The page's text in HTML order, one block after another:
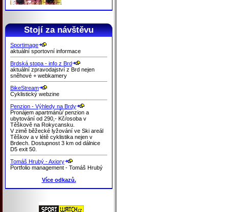
Stojí za návštěvu
Sportimage
aktuální sportovní informace
Brdská stopa - info z Brd
aktuální zpravodajství z Brd nejen
sněhové + webkamery
BikeStream
Cyklistický webzine
Penzion - Výhledy na Brdy
Pronájem apartmánů/ penzion a
ubytování od 290,- Kč/osoba v
Těškově na Rokycansku.
V zimě běžecké lyžování ve Ski areál
Těškov a v létě cyklistika nejen v
Brdech. Dostupnost 3 km od dálnice
D5 exit 50.
Tomáš Hrubý - Axiory
Portfolio management - Tomáš Hrubý
Více odkazů.